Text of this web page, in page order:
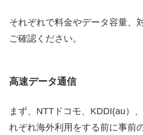
それぞれで料金やデータ容量、
ご確認ください。
高速データ通信
まず、NTTドコモ、KDDI(au）
れぞれ海外利用をする前に事前